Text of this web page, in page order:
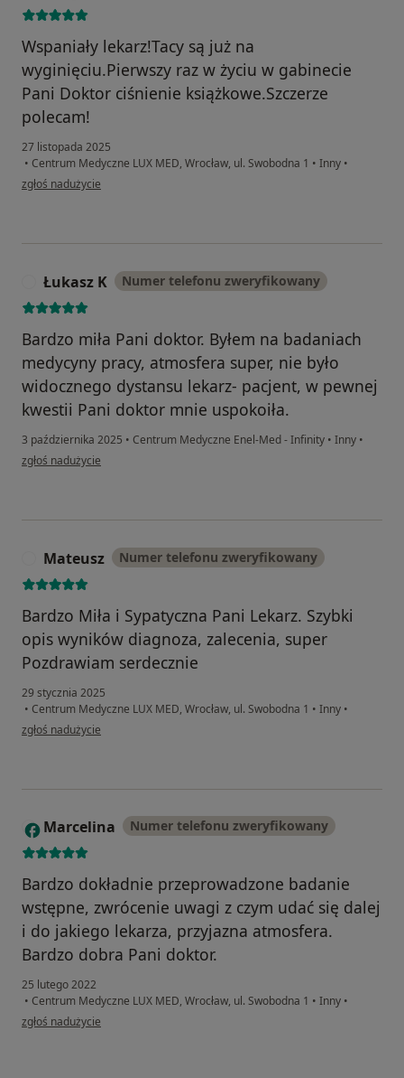
Wspaniały lekarz!Tacy są już na
wyginięciu.Pierwszy raz w życiu w gabinecie
Pani Doktor ciśnienie książkowe.Szczerze
polecam!
27 listopada 2025
• Centrum Medyczne LUX MED, Wrocław, ul. Swobodna 1 • Inny •
w opinii użytkownika Malgorzata
zgłoś nadużycie
Łukasz K Numer telefonu zweryfikowany
Bardzo miła Pani doktor. Byłem na badaniach
medycyny pracy, atmosfera super, nie było
widocznego dystansu lekarz- pacjent, w pewnej
kwestii Pani doktor mnie uspokoiła.
3 października 2025 • Centrum Medyczne Enel-Med - Infinity • Inny •
w opinii użytkownika Łukasz K
zgłoś nadużycie
Mateusz Numer telefonu zweryfikowany
Bardzo Miła i Sypatyczna Pani Lekarz. Szybki
opis wyników diagnoza, zalecenia, super
Pozdrawiam serdecznie
29 stycznia 2025
• Centrum Medyczne LUX MED, Wrocław, ul. Swobodna 1 • Inny •
w opinii użytkownika Mateusz
zgłoś nadużycie
M Marcelina Numer telefonu zweryfikowany
Bardzo dokładnie przeprowadzone badanie
wstępne, zwrócenie uwagi z czym udać się dalej
i do jakiego lekarza, przyjazna atmosfera.
Bardzo dobra Pani doktor.
25 lutego 2022
• Centrum Medyczne LUX MED, Wrocław, ul. Swobodna 1 • Inny •
w opinii użytkownika Marcelina
zgłoś nadużycie